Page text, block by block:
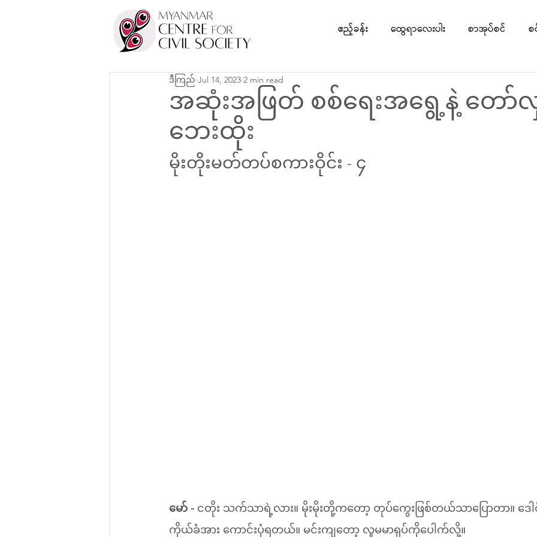
ဧည့်ခန်း ထွေရာလေးပါး စာအုပ်စင်
အဆုံးအဖြတ် စစ်ရေးအရွေ့နဲ့ တော်လှ
ဘေးထိုး
ဒီကြည် Jul 14, 2023 2 min read
မိုးတိုးမတ်တပ်စကားဝိုင်း - ၄
မော် - ငတိုး သက်သာရဲ့လား။ မိုးမိုးတို့ကတော့ တုပ်ကွေးဖြစ်တယ်သာပြောတာ။ ဒေါင်
ကိုယ်ခံအား ကောင်းပုံရတယ်။ မင်းကျတော့ လူမမာရုပ်ကိုပေါက်လို့။